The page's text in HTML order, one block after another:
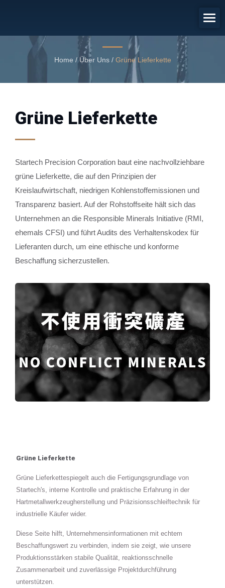
Home / Über Uns / Grüne Lieferkette
Grüne Lieferkette
Startech Precision Corporation baut eine nachvollziehbare
grüne Lieferkette, die auf den Prinzipien der
Kreislaufwirtschaft, niedrigen Kohlenstoffemissionen und
Transparenz basiert. Auf der Rohstoffseite hält sich das
Unternehmen an die Responsible Minerals Initiative (RMI,
ehemals CFSI) und führt Audits des Verhaltenskodex für
Lieferanten durch, um eine ethische und konforme
Beschaffung sicherzustellen.
Grüne Lieferkette
Grüne Lieferkettespiegelt auch die Fertigungsgrundlage von
Startech's, interne Kontrolle und praktische Erfahrung in der
Hartmetallwerkzeugherstellung und Präzisionsschleiftechnik für
industrielle Käufer wider.
Diese Seite hilft, Unternehmensinformationen mit echtem
Beschaffungswert zu verbinden, indem sie zeigt, wie unsere
Produktionsstärken stabile Qualität, reaktionsschnelle
Zusammenarbeit und zuverlässige Projektdurchführung
unterstützen.